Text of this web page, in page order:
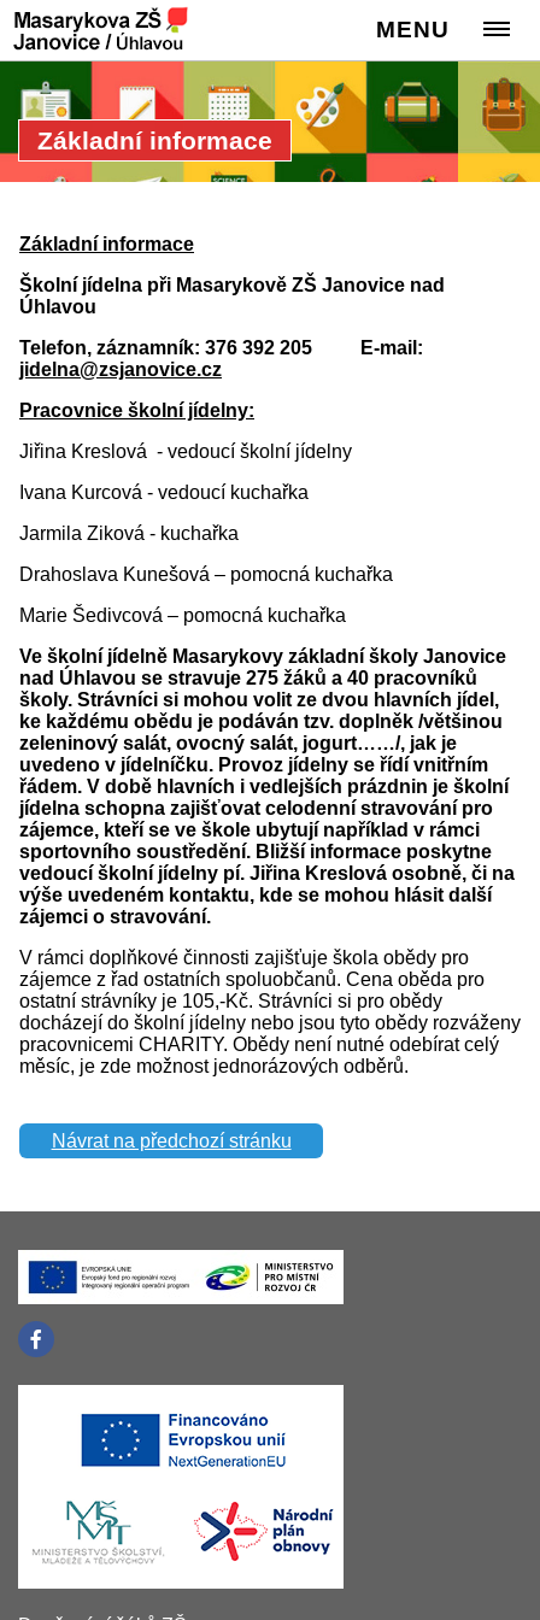
MENU
Základní informace
Základní informace
Školní jídelna při Masarykově ZŠ Janovice nad
Úhlavou
Telefon, záznamník: 376 392 205 E-mail:
jidelna@zsjanovice.cz
Pracovnice školní jídelny:
Jiřina Kreslová - vedoucí školní jídelny
Ivana Kurcová - vedoucí kuchařka
Jarmila Ziková - kuchařka
Drahoslava Kunešová – pomocná kuchařka
Marie Šedivcová – pomocná kuchařka
Ve školní jídelně Masarykovy základní školy Janovice
nad Úhlavou se stravuje 275 žáků a 40 pracovníků
školy. Strávníci si mohou volit ze dvou hlavních jídel,
ke každému obědu je podáván tzv. doplněk /většinou
zeleninový salát, ovocný salát, jogurt……/, jak je
uvedeno v jídelníčku. Provoz jídelny se řídí vnitřním
řádem. V době hlavních i vedlejších prázdnin je školní
jídelna schopna zajišťovat celodenní stravování pro
zájemce, kteří se ve škole ubytují například v rámci
sportovního soustředění. Bližší informace poskytne
vedoucí školní jídelny pí. Jiřina Kreslová osobně, či na
výše uvedeném kontaktu, kde se mohou hlásit další
zájemci o stravování.
V rámci doplňkové činnosti zajišťuje škola obědy pro
zájemce z řad ostatních spoluobčanů. Cena oběda pro
ostatní strávníky je 105,-Kč. Strávníci si pro obědy
docházejí do školní jídelny nebo jsou tyto obědy rozváženy
pracovnicemi CHARITY. Obědy není nutné odebírat celý
měsíc, je zde možnost jednorázových odběrů.
Návrat na předchozí stránku